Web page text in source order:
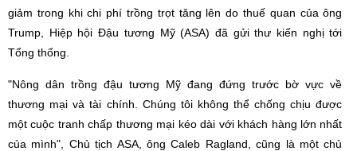
giảm trong khi chi phí trồng trọt tăng lên do thuế quan của ông
Trump, Hiệp hội Đậu tương Mỹ (ASA) đã gửi thư kiến nghị tới
Tổng thống.
"Nông dân trồng đậu tương Mỹ đang đứng trước bờ vực về
thương mại và tài chính. Chúng tôi không thể chống chịu được
một cuộc tranh chấp thương mại kéo dài với khách hàng lớn nhất
của mình", Chủ tịch ASA, ông Caleb Ragland, cũng là một chủ